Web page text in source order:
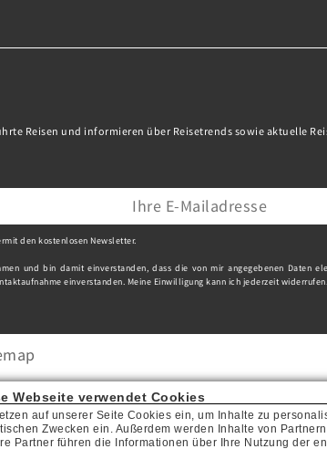
Reisen und informieren über Reisetrends sowie aktuelle
den kostenlosen Newsletter.
und bin damit einverstanden, dass die von mir angegebenen Daten
einverstanden. Meine Einwilligung kann ich jederzeit widerrufen.
Webseite verwendet Cookies
auf unserer Seite Cookies ein, um Inhalte zu
Zwecken ein. Außerdem werden Inhalte von
Partner führen die Informationen über Ihre Nutzung der